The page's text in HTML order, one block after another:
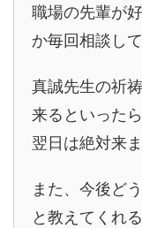
職場の先輩が
か毎回相談して
真誠先生の祈
来るといったら
翌日は絶対来
また、今後ど
と教えてくれ